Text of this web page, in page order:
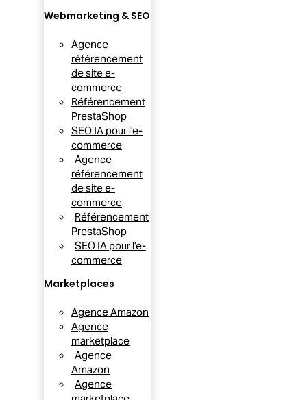
Webmarketing & SEO
Agence
référencement
de site e-
commerce
Référencement
PrestaShop
SEO IA pour l’e-
commerce
Agence
référencement
de site e-
commerce
Référencement
PrestaShop
SEO IA pour l’e-
commerce
Marketplaces
Agence Amazon
Agence
marketplace
Agence
Amazon
Agence